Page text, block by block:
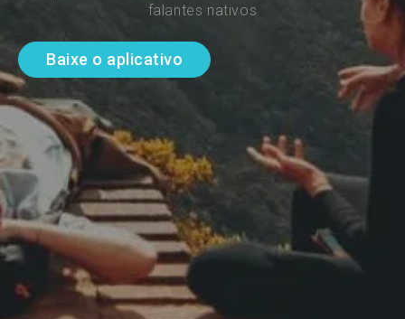
falantes nativos
Baixe o aplicativo